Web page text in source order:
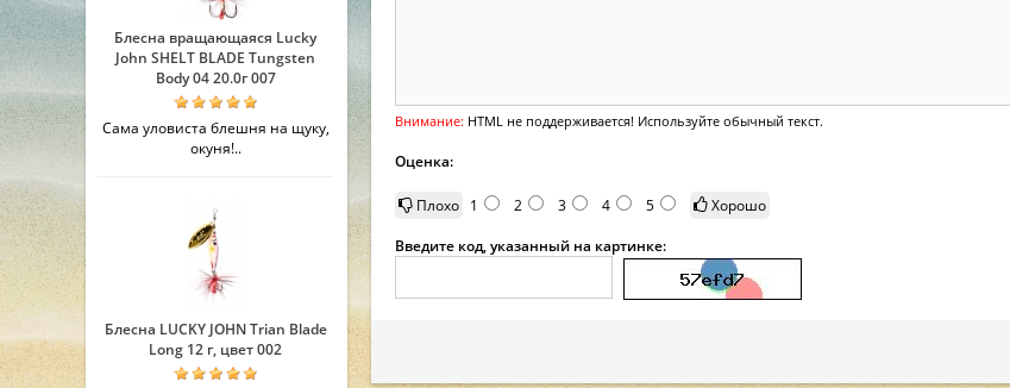
Блесна вращающаяся Lucky
John SHELT BLADE Tungsten
Body 04 20.0г 007
Сама уловиста блешня на щуку,
окуня!..
Блесна LUCKY JOHN Trian Blade
Long 12 г, цвет 002
Внимание: HTML не поддерживается! Используйте обычный текст.
Оценка:
Плохо 1 2 3 4 5
Хорошо
Введите код, указанный на картинке: